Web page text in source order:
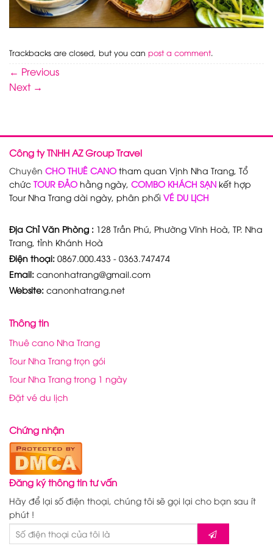
Trackbacks are closed, but you can post a comment.
← Previous
Next →
Công ty TNHH AZ Group Travel
Chuyên CHO THUÊ CANO tham quan Vịnh Nha Trang, Tổ
chức TOUR ĐẢO hằng ngày, COMBO KHÁCH SẠN kết hợp
Tour Nha Trang dài ngày, phân phối VÉ DU LỊCH
Địa Chỉ Văn Phòng : 128 Trần Phú, Phường Vĩnh Hoà, TP. Nha
Trang, tỉnh Khánh Hoà
Điện thoại: 0867.000.433 - 0363.747474
Email: canonhatrang@gmail.com
Website: canonhatrang.net
Thông tin
Thuê cano Nha Trang
Tour Nha Trang trọn gói
Tour Nha Trang trong 1 ngày
Đặt vé du lịch
Chứng nhận
Đăng ký thông tin tư vấn
Hãy để lại số điện thoại, chúng tôi sẽ gọi lại cho bạn sau ít
phút !